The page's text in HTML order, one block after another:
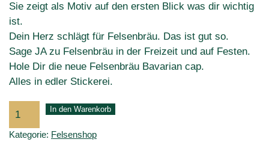
Sie zeigt als Motiv auf den ersten Blick was dir wichtig
ist.
Dein Herz schlägt für Felsenbräu. Das ist gut so.
Sage JA zu Felsenbräu in der Freizeit und auf Festen.
Hole Dir die neue Felsenbräu Bavarian cap.
Alles in edler Stickerei.
Felsenbräu
Menge
In den Warenkorb
Kategorie: Felsenshop